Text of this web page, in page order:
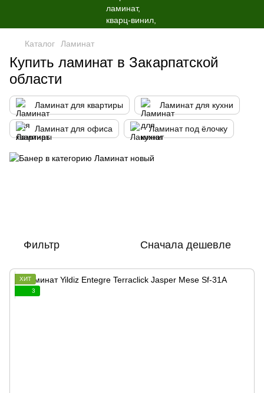
Каталог Ламинат
Купить ламинат в Закарпатской
области
Ламинат для квартиры Ламинат для кухни
Ламинат для офиса Ламинат под ёлочку
Фильтр Сначала дешевле
ХИТ
3